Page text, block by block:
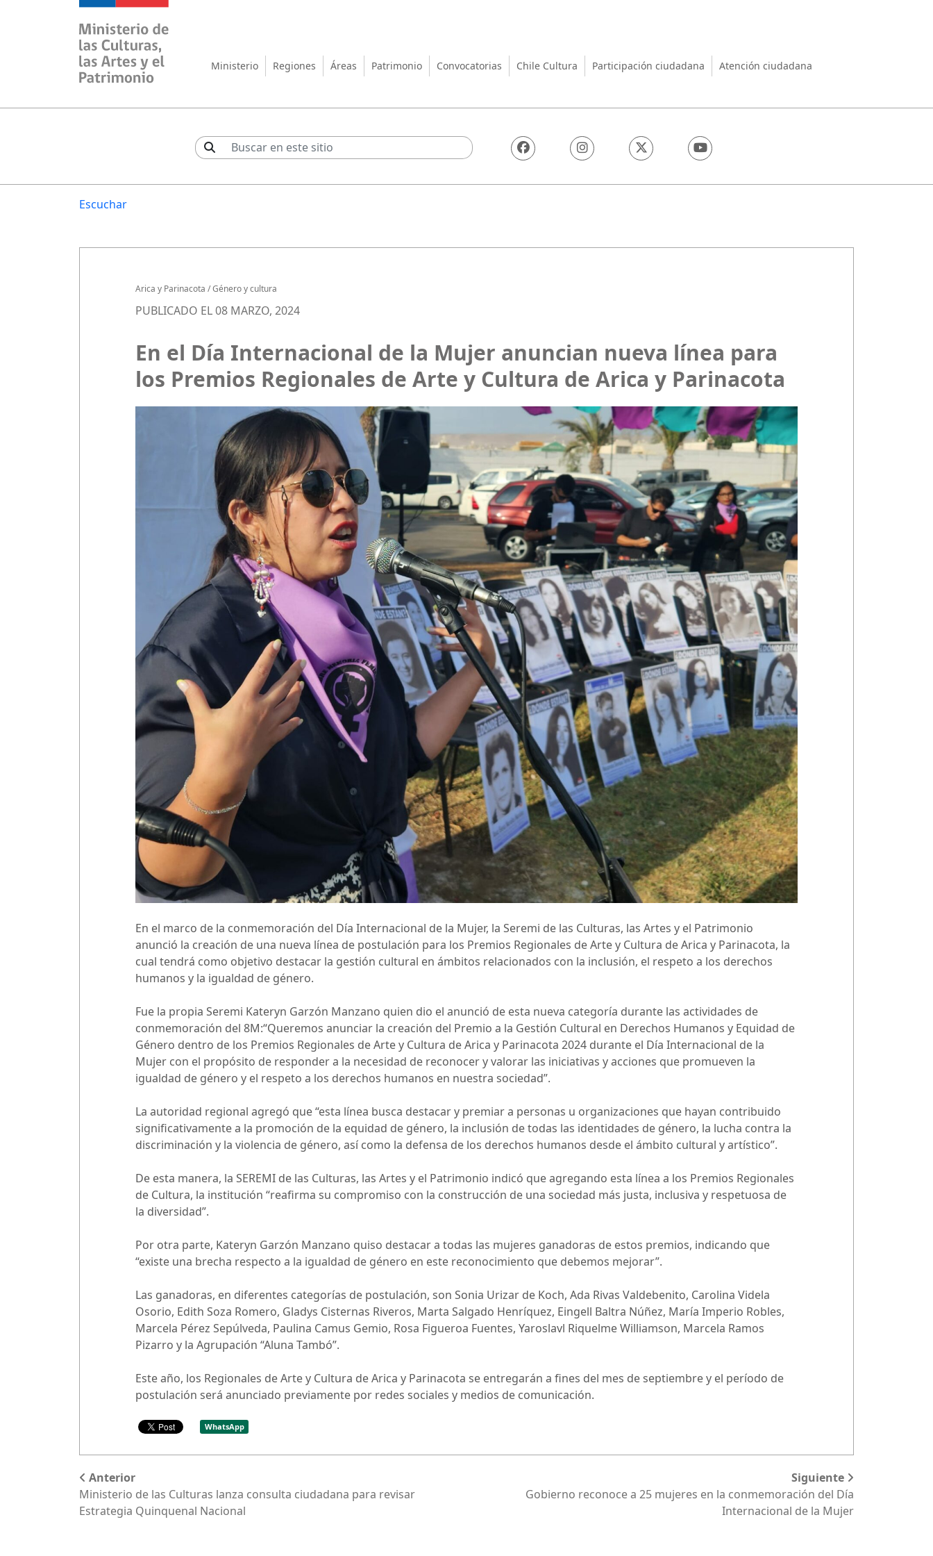
Ministerio de las Culturas, las Artes y el Patrimonio
Ministerio Regiones Áreas Patrimonio Convocatorias Chile Cultura Participación ciudadana Atención ciudadana
Escuchar
Arica y Parinacota /Género y cultura
PUBLICADO EL 08 MARZO, 2024
En el Día Internacional de la Mujer anuncian nueva línea para
los Premios Regionales de Arte y Cultura de Arica y Parinacota
En el marco de la conmemoración del Día Internacional de la Mujer, la Seremi de las Culturas, las Artes y el Patrimonio
anunció la creación de una nueva línea de postulación para los Premios Regionales de Arte y Cultura de Arica y Parinacota, la
cual tendrá como objetivo destacar la gestión cultural en ámbitos relacionados con la inclusión, el respeto a los derechos
humanos y la igualdad de género.
Fue la propia Seremi Kateryn Garzón Manzano quien dio el anunció de esta nueva categoría durante las actividades de
conmemoración del 8M:“Queremos anunciar la creación del Premio a la Gestión Cultural en Derechos Humanos y Equidad de
Género dentro de los Premios Regionales de Arte y Cultura de Arica y Parinacota 2024 durante el Día Internacional de la
Mujer con el propósito de responder a la necesidad de reconocer y valorar las iniciativas y acciones que promueven la
igualdad de género y el respeto a los derechos humanos en nuestra sociedad”.
La autoridad regional agregó que “esta línea busca destacar y premiar a personas u organizaciones que hayan contribuido
significativamente a la promoción de la equidad de género, la inclusión de todas las identidades de género, la lucha contra la
discriminación y la violencia de género, así como la defensa de los derechos humanos desde el ámbito cultural y artístico”.
De esta manera, la SEREMI de las Culturas, las Artes y el Patrimonio indicó que agregando esta línea a los Premios Regionales
de Cultura, la institución “reafirma su compromiso con la construcción de una sociedad más justa, inclusiva y respetuosa de
la diversidad”.
Por otra parte, Kateryn Garzón Manzano quiso destacar a todas las mujeres ganadoras de estos premios, indicando que
“existe una brecha respecto a la igualdad de género en este reconocimiento que debemos mejorar”.
Las ganadoras, en diferentes categorías de postulación, son Sonia Urizar de Koch, Ada Rivas Valdebenito, Carolina Videla
Osorio, Edith Soza Romero, Gladys Cisternas Riveros, Marta Salgado Henríquez, Eingell Baltra Núñez, María Imperio Robles,
Marcela Pérez Sepúlveda, Paulina Camus Gemio, Rosa Figueroa Fuentes, Yaroslavl Riquelme Williamson, Marcela Ramos
Pizarro y la Agrupación “Aluna Tambó”.
Este año, los Regionales de Arte y Cultura de Arica y Parinacota se entregarán a fines del mes de septiembre y el período de
postulación será anunciado previamente por redes sociales y medios de comunicación.
WhatsApp
Anterior
Ministerio de las Culturas lanza consulta ciudadana para revisar
Estrategia Quinquenal Nacional
Siguiente
Gobierno reconoce a 25 mujeres en la conmemoración del Día
Internacional de la Mujer